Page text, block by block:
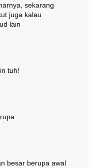
sekarang
juga kalau
lain
tuh!
besar berupa awal